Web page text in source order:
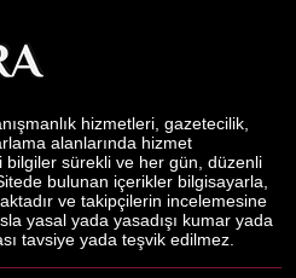
hizmetleri, gazetecilik,
alanlarında hizmet
bilgiler sürekli ve her gün, düzenli
bulunan içerikler bilgisayarla,
ve takipçilerin incelemesine
yasal yada yasadışı kumar yada
tavsiye yada teşvik edilmez.